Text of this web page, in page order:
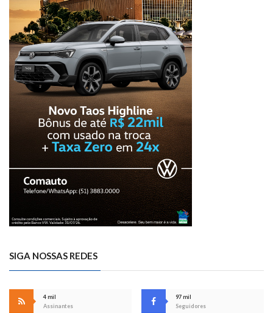
SIGA NOSSAS REDES
4 mil
Assinantes
97 mil
Seguidores